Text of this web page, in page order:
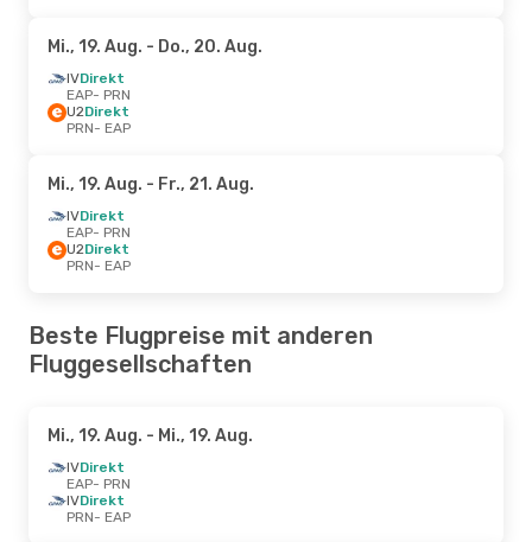
Mi., 19. Aug. - Do., 20. Aug.
IVDirekt
EAP- PRN
U2Direkt
PRN- EAP
Mi., 19. Aug. - Fr., 21. Aug.
IVDirekt
EAP- PRN
U2Direkt
PRN- EAP
Beste Flugpreise mit anderen
Fluggesellschaften
Mi., 19. Aug. - Mi., 19. Aug.
IVDirekt
EAP- PRN
IVDirekt
PRN- EAP